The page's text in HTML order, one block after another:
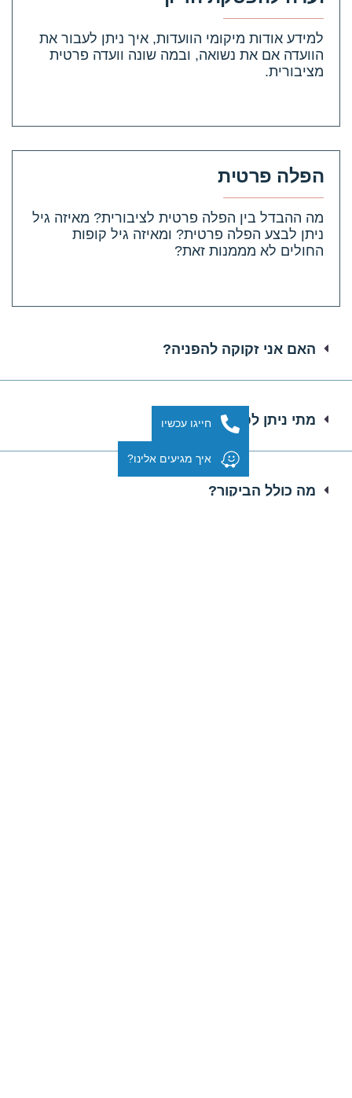
למידע אודות מיקומי הוועדות, איך ניתן לעבור את
הוועדה אם את נשואה, ובמה שונה וועדה פרטית
מציבורית.
הפלה פרטית
מה ההבדל בין הפלה פרטית לציבורית? מאיזה גיל
ניתן לבצע הפלה פרטית? ומאיזה גיל קופות
החולים לא מממנות זאת?
האם אני זקוקה להפניה?
מתי ניתן לפנות?
מה כולל הביקור?
חייגו עכשיו
איך מגיעים אלינו?